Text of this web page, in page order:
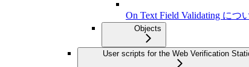
On Text Field Validating につ
Objects
User scripts for the Web Verification